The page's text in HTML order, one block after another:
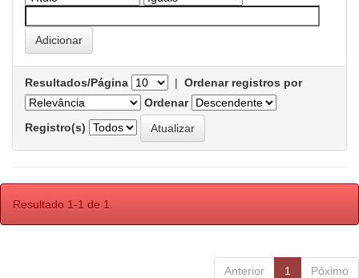
Resultados/Página | Ordenar registros por
Ordenar
Registro(s)
Resultado 1-1 de 1.
Anterior 1 Póximo